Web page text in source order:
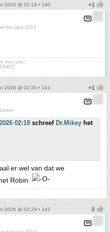
2026 @ 02:18 • 140
het jaar 2013
the cure!
2026 @ 02:20 • 141
02:18 schreef Dr.Mikey het
er wel van dat we
Robin.
2026 @ 02:29 • 142